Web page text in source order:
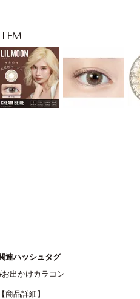
連ハッシュタグ
お出かけカラコン
【商品詳細】